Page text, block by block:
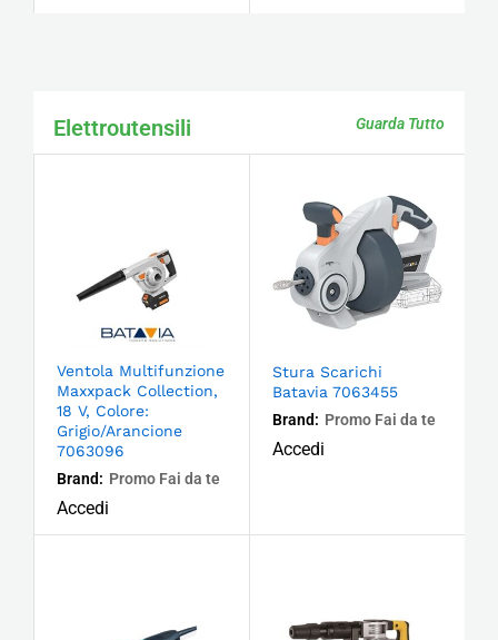
Elettroutensili Guarda Tutto
Ventola Multifunzione
Maxxpack Collection,
18 V, Colore:
Grigio/Arancione
7063096
Brand: Promo Fai da te
Accedi
Stura Scarichi
Batavia 7063455
Brand: Promo Fai da te
Accedi